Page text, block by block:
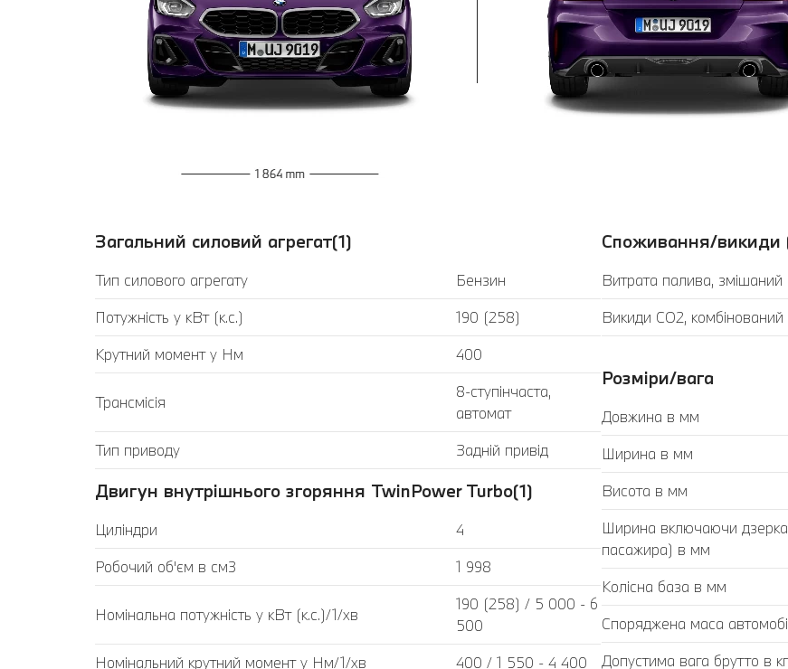
Загальний силовий агрегат(1)
Тип силового агрегату
Бензин
Потужність у кВт (к.с.)
190 (258)
Крутний момент у Нм
400
Трансмісія
8-ступінчаста,
автомат
Тип приводу
Задній привід
Двигун внутрішнього згоряння TwinPower Turbo(1)
Циліндри
4
Робочий об'єм в см3
1 998
Номінальна потужність у кВт (к.с.)/1/хв
190 (258) / 5 000 - 6
500
Номінальний крутний момент у Нм/1/хв
400 / 1 550 - 4 400
Споживання/викиди
Витрата палива, змішаний
Викиди CO2, комбінований
Розміри/вага
Довжина в мм
Ширина в мм
Висота в мм
Ширина включаючи
пасажира) в мм
Колісна база в мм
Споряджена маса
Допустима вага брутто в кг